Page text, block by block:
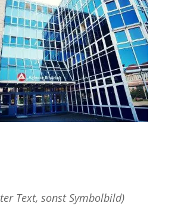
Text, sonst Symbolbild)